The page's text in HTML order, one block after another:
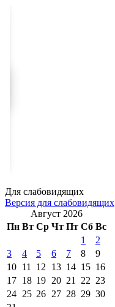
Для слабовидящих
Версия для слабовидящих
Август 2026
Пн Вт Ср Чт Пт Сб Вс
1
2
3
4 5 6 7 8
9
10 11 12 13 14 15 16
17 18 19 20 21 22 23
24 25 26 27 28 29 30